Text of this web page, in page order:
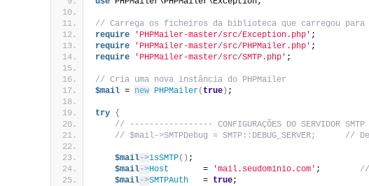
// Carrega os ficheiros da biblioteca que carregou para
require
'PHPMailer-master/src/Exception.php' ;
require
'PHPMailer-master/src/PHPMailer.php' ;
require
'PHPMailer-master/src/SMTP.php' ;
// Cria uma nova instância do PHPMailer
$mail = new PHPMailer( true ) ;
try {
// ----------------- CONFIGURAÇÕES DO SERVIDOR
// $mail->SMTPDebug = SMTP::DEBUG_SERVER;
$mail->isSMTP() ;
$mail->Host
       =
'mail.seudominio.com' ; //
$mail->SMTPAuth
   =
true;